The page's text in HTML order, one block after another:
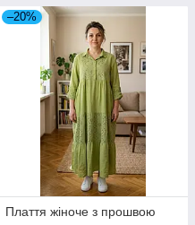
–20%
Плаття жіноче з прошвою